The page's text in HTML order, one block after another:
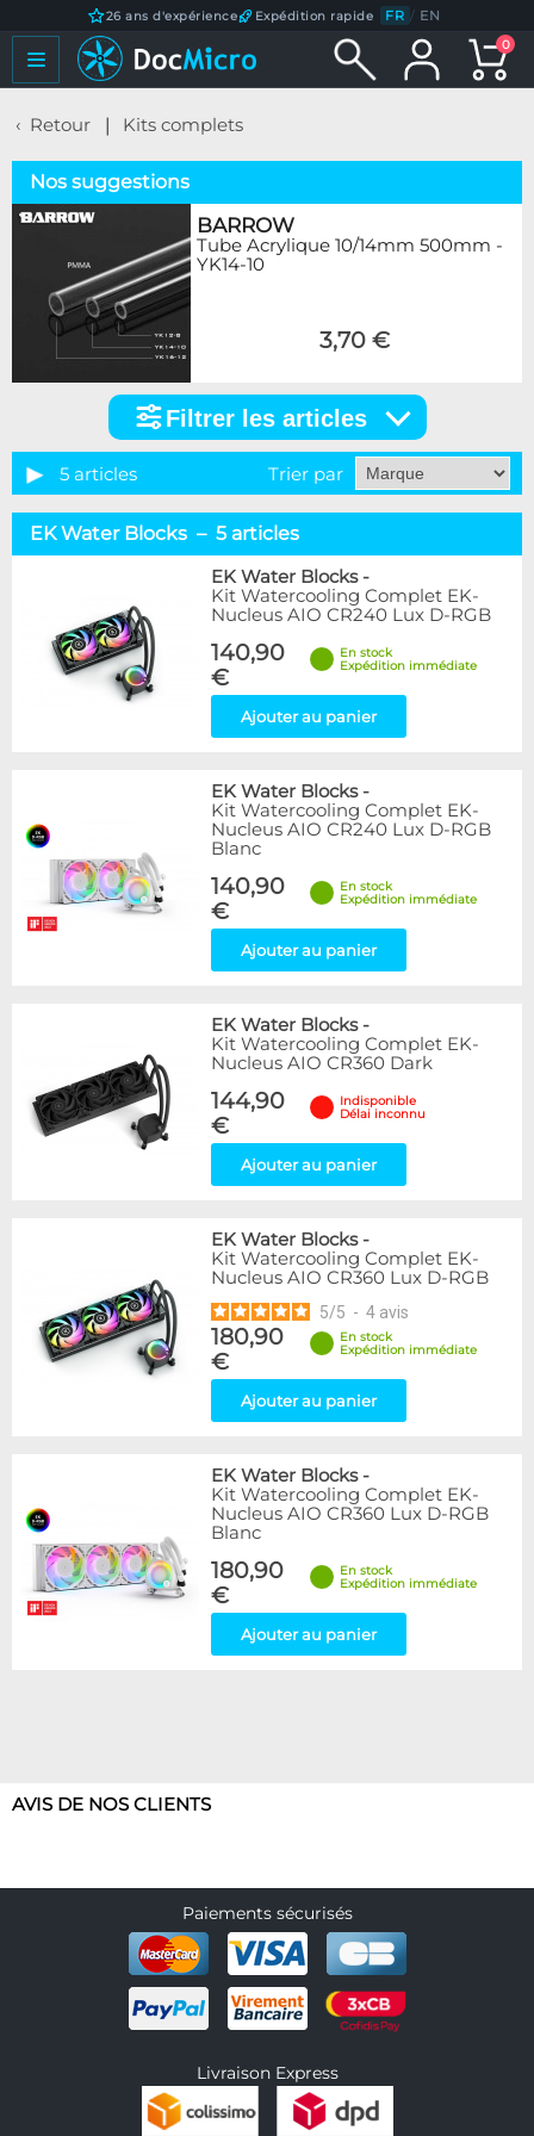
26 ans d'expérience Expédition rapide FR / EN
0
Retour Kits complets
Nos suggestions
BARROW
Tube Acrylique 10/14mm 500mm -
YK14-10
3,70 €
articles
Marque
Alphacool
9
2
5
Disponibilité / Promotions
Articles en stock
Articles en promotions
Filtrer les articles
5 articles Trier par
EK Water Blocks – 5 articles
EK Water Blocks-
Kit Watercooling Complet EK-
Nucleus AIO CR240 Lux D-RGB
140,90
€
En stock
Expédition immédiate
Ajouter au panier
EK Water Blocks-
Kit Watercooling Complet EK-
Nucleus AIO CR240 Lux D-RGB
Blanc
140,90
€
En stock
Expédition immédiate
Ajouter au panier
EK Water Blocks-
Kit Watercooling Complet EK-
Nucleus AIO CR360 Dark
144,90
€
Indisponible
Délai inconnu
Ajouter au panier
EK Water Blocks-
Kit Watercooling Complet EK-
Nucleus AIO CR360 Lux D-RGB
5/5 - 4 avis
180,90
€
En stock
Expédition immédiate
Ajouter au panier
EK Water Blocks-
Kit Watercooling Complet EK-
Nucleus AIO CR360 Lux D-RGB
Blanc
180,90
€
En stock
Expédition immédiate
Ajouter au panier
AVIS DE NOS CLIENTS
Paiements sécurisés
Livraison Express